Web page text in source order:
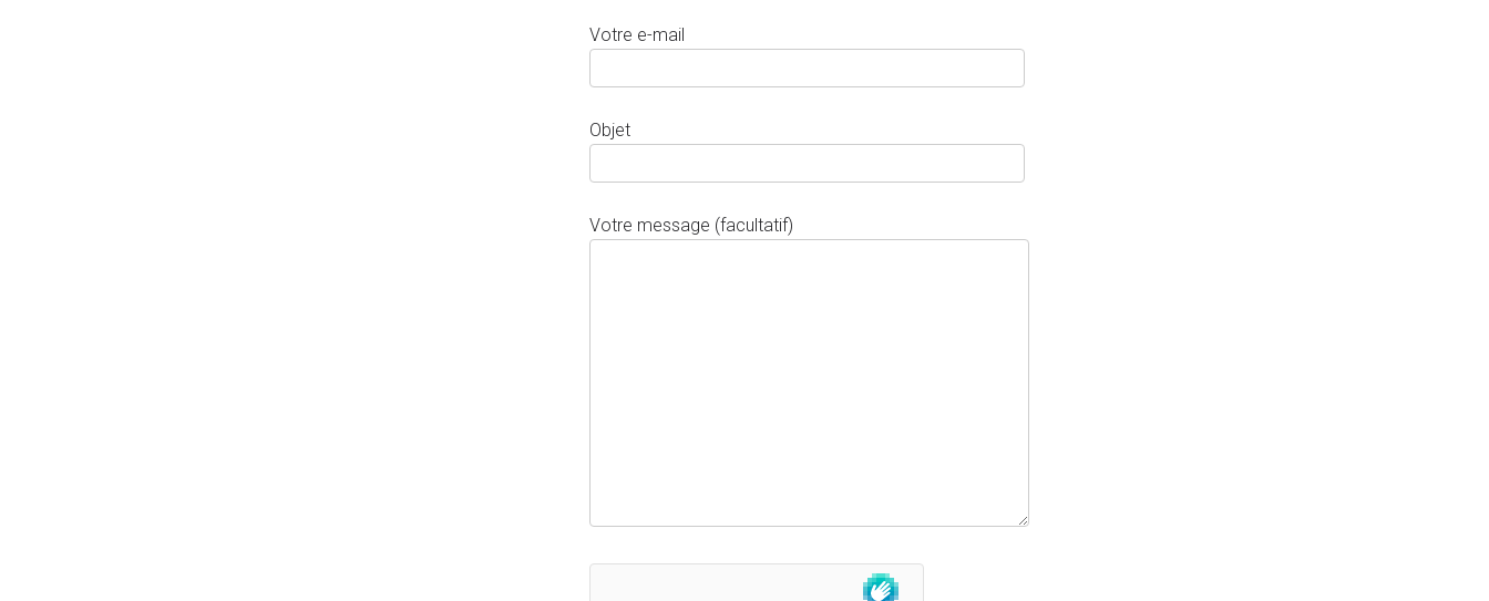
Votre e-mail
Objet
Votre message (facultatif)